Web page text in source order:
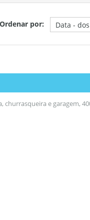
Ordenar por:
e garagem,